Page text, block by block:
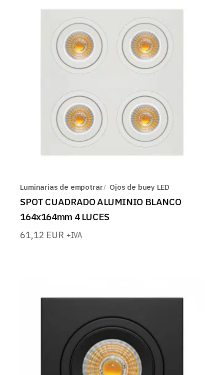
Luminarias de empotrar Ojos de buey LED
SPOT CUADRADO ALUMINIO BLANCO
164x164mm 4 LUCES
61,12 EUR +IVA